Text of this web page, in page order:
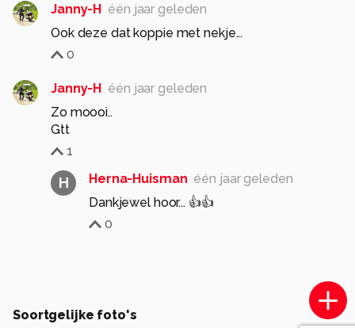
Janny-H één jaar geleden
0
Janny-H één jaar geleden
Zo moooi..
Gtt
1
H Herna-Huisman één jaar geleden
Dankjewel hoor... 👍👍
0
Soortgelijke foto's